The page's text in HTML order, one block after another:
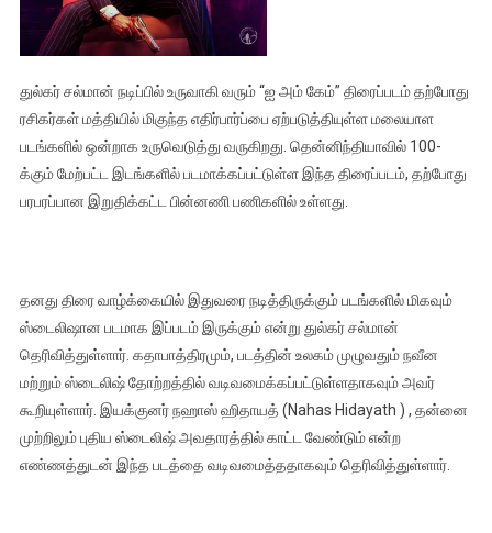
துல்கர் சல்மான் நடிப்பில் உருவாகி வரும் “ஐ அம் கேம்” திரைப்படம் தற்போது
ரசிகர்கள் மத்தியில் மிகுந்த எதிர்பார்ப்பை ஏற்படுத்தியுள்ள மலையாள
படங்களில் ஒன்றாக உருவெடுத்து வருகிறது. தென்னிந்தியாவில் 100-
க்கும் மேற்பட்ட இடங்களில் படமாக்கப்பட்டுள்ள இந்த திரைப்படம், தற்போது
பரபரப்பான இறுதிக்கட்ட பின்னணி பணிகளில் உள்ளது.
தனது திரை வாழ்க்கையில் இதுவரை நடித்திருக்கும் படங்களில் மிகவும்
ஸ்டைலிஷான படமாக இப்படம் இருக்கும் என்று துல்கர் சல்மான்
தெரிவித்துள்ளார். கதாபாத்திரமும், படத்தின் உலகம் முழுவதும் நவீன
மற்றும் ஸ்டைலிஷ் தோற்றத்தில் வடிவமைக்கப்பட்டுள்ளதாகவும் அவர்
கூறியுள்ளார். இயக்குனர் நஹாஸ் ஹிதாயத் (Nahas Hidayath ) , தன்னை
முற்றிலும் புதிய ஸ்டைலிஷ் அவதாரத்தில் காட்ட வேண்டும் என்ற
எண்ணத்துடன் இந்த படத்தை வடிவமைத்ததாகவும் தெரிவித்துள்ளார்.